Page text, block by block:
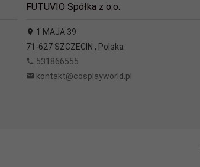
FUTUVIO Spółka z o.o.
1 MAJA 39
71-627 SZCZECIN , Polska
531866555
kontakt@cosplayworld.pl